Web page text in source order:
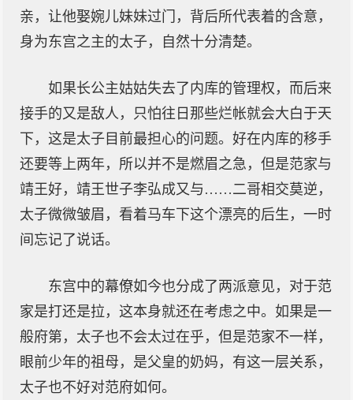
亲，让他娶婉儿妹妹过门，背后所代表着的含意，
身为东宫之主的太子，自然十分清楚。
如果长公主姑姑失去了内库的管理权，而后来
接手的又是敌人，只怕往日那些烂帐就会大白于天
下，这是太子目前最担心的问题。好在内库的移手
还要等上两年，所以并不是燃眉之急，但是范家与
靖王好，靖王世子李弘成又与……二哥相交莫逆，
太子微微皱眉，看着马车下这个漂亮的后生，一时
间忘记了说话。
东宫中的幕僚如今也分成了两派意见，对于范
家是打还是拉，这本身就还在考虑之中。如果是一
般府第，太子也不会太过在乎，但是范家不一样，
眼前少年的祖母，是父皇的奶妈，有这一层关系，
太子也不好对范府如何。